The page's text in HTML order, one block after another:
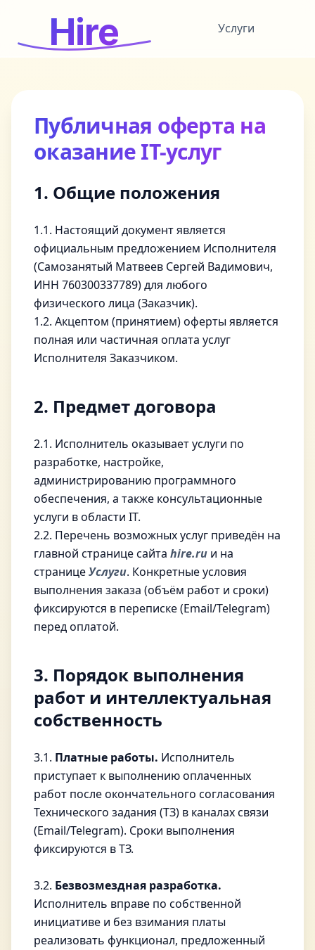
Hire Услуги
Публичная оферта на
оказание IT-услуг
1. Общие положения
1.1. Настоящий документ является
официальным предложением Исполнителя
(Самозанятый Матвеев Сергей Вадимович,
ИНН 760300337789) для любого
физического лица (Заказчик).
1.2. Акцептом (принятием) оферты является
полная или частичная оплата услуг
Исполнителя Заказчиком.
2. Предмет договора
2.1. Исполнитель оказывает услуги по
разработке, настройке,
администрированию программного
обеспечения, а также консультационные
услуги в области IT.
2.2. Перечень возможных услуг приведён на
главной странице сайта hire.ru и на
страницеУслуги. Конкретные условия
выполнения заказа (объём работ и сроки)
фиксируются в переписке (Email/Telegram)
перед оплатой.
3. Порядок выполнения
работ и интеллектуальная
собственность
3.1. Платные работы. Исполнитель
приступает к выполнению оплаченных
работ после окончательного согласования
Технического задания (ТЗ) в каналах связи
(Email/Telegram). Сроки выполнения
фиксируются в ТЗ.
3.2. Безвозмездная разработка.
Исполнитель вправе по собственной
инициативе и без взимания платы
реализовать функционал, предложенный